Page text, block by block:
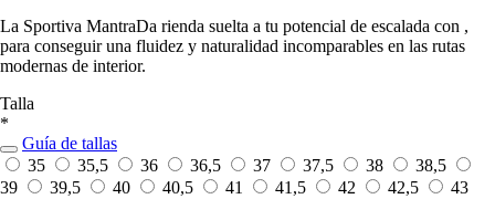
La Sportiva MantraDa rienda suelta a tu potencial de escalada con ,
para conseguir una fluidez y naturalidad incomparables en las rutas
modernas de interior.
Talla
*
Guía de tallas
35
35,5 36 36,5 37 37,5 38
38,5
39
39,5 40 40,5 41 41,5 42 42,5
43